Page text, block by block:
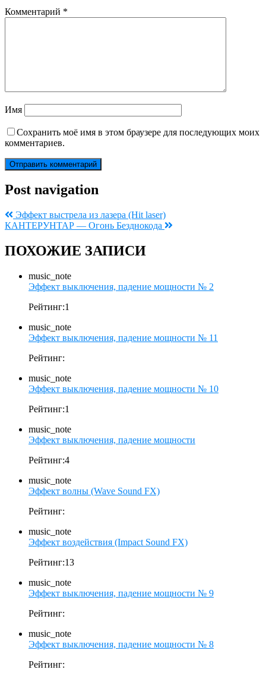
Комментарий *
Имя
Сохранить моё имя в этом браузере для последующих моих
комментариев.
Post navigation
Эффект выстрела из лазера (Hit laser)
КАНТЕРУНТАР — Огонь Безднокода
ПОХОЖИЕ ЗАПИСИ
music_note
Эффект выключения, падение мощности № 2
Рейтинг:1
music_note
Эффект выключения, падение мощности № 11
Рейтинг:
music_note
Эффект выключения, падение мощности № 10
Рейтинг:1
music_note
Эффект выключения, падение мощности
Рейтинг:4
music_note
Эффект волны (Wave Sound FX)
Рейтинг:
music_note
Эффект воздействия (Impact Sound FX)
Рейтинг:13
music_note
Эффект выключения, падение мощности № 9
Рейтинг:
music_note
Эффект выключения, падение мощности № 8
Рейтинг: